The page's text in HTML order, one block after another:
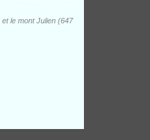
le mont Julien (647